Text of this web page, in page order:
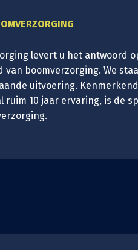
levert u het antwoord
van boomverzorging. We
uitvoering.
ruim 10 jaar ervaring, is de